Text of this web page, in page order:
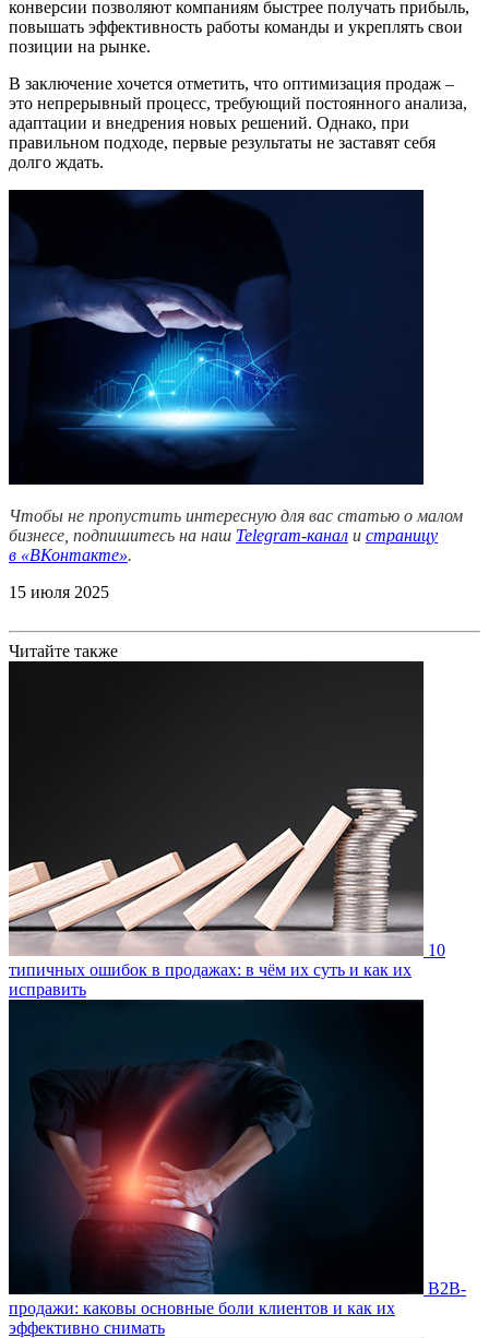
конверсии позволяют компаниям быстрее получать прибыль,
повышать эффективность работы команды и укреплять свои
позиции на рынке.
В заключение хочется отметить, что оптимизация продаж –
это непрерывный процесс, требующий постоянного анализа,
адаптации и внедрения новых решений. Однако, при
правильном подходе, первые результаты не заставят себя
долго ждать.
Чтобы не пропустить интересную для вас статью о малом
бизнесе, подпишитесь на наш Telegram-канал и страницу
в «ВКонтакте».
15 июля 2025
Читайте также
10
типичных ошибок в продажах: в чём их суть и как их
исправить
B2B-
продажи: каковы основные боли клиентов и как их
эффективно снимать